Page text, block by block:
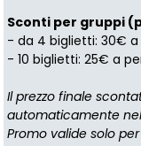
Sconti per gruppi
- da 4 biglietti: 30€ a
- 10 biglietti: 25€ a
Il prezzo finale
automaticamente
Promo valide solo